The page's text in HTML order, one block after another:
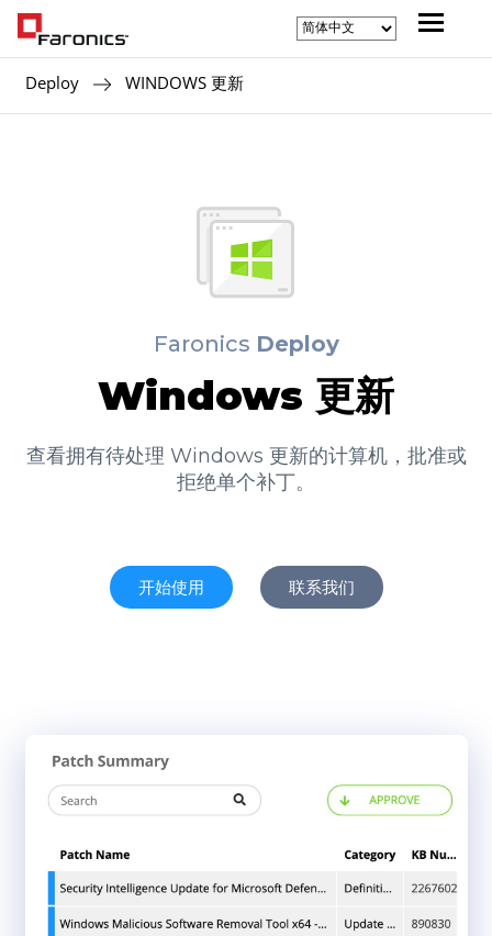
Deploy WINDOWS 更新
Faronics Deploy
Windows 更新
查看拥有待处理 Windows 更新的计算机，批准或
拒绝单个补丁。
开始使用 联系我们